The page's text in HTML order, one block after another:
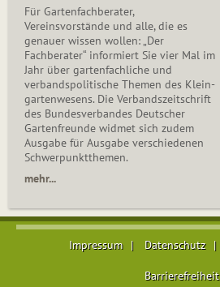
Für Gartenfachberater,
Vereinsvorstände und alle, die es
genauer wissen wollen: „Der
Fachberater“ informiert Sie vier Mal im
Jahr über gartenfachliche und
verbandspolitische Themen des Klein­
gar­ten­wesens. Die Ver­bands­zeit­schrift
des Bun­des­ver­ban­des Deutscher
Gartenfreunde widmet sich zudem
Ausgabe für Ausgabe verschiedenen
Schwer­punkt­the­men.
mehr...
Impressum Datenschutz
Barrierefreiheit